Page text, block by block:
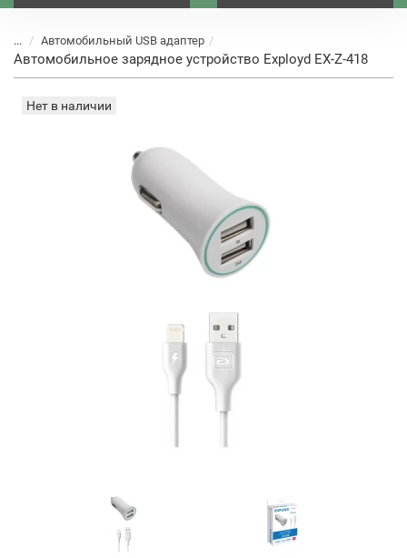
... Автомобильный USB адаптер
Автомобильное зарядное устройство Exployd EX-Z-418
Нет в наличии